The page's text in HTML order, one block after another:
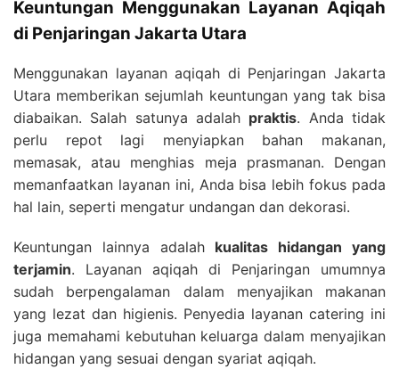
Keuntungan Menggunakan Layanan Aqiqah
di Penjaringan Jakarta Utara
Menggunakan layanan aqiqah di Penjaringan Jakarta
Utara memberikan sejumlah keuntungan yang tak bisa
diabaikan. Salah satunya adalah praktis. Anda tidak
perlu repot lagi menyiapkan bahan makanan,
memasak, atau menghias meja prasmanan. Dengan
memanfaatkan layanan ini, Anda bisa lebih fokus pada
hal lain, seperti mengatur undangan dan dekorasi.
Keuntungan lainnya adalah kualitas hidangan yang
terjamin. Layanan aqiqah di Penjaringan umumnya
sudah berpengalaman dalam menyajikan makanan
yang lezat dan higienis. Penyedia layanan catering ini
juga memahami kebutuhan keluarga dalam menyajikan
hidangan yang sesuai dengan syariat aqiqah.